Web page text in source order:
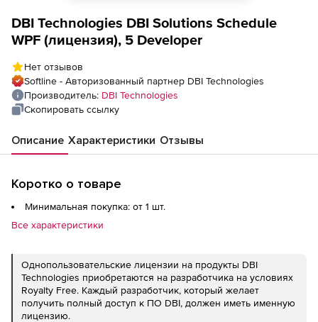
DBI Technologies DBI Solutions Schedule
WPF (лицензия), 5 Developer
Нет отзывов
Softline - Авторизованный партнер DBI Technologies
Производитель: DBI Technologies
Скопировать ссылку
Описание Характеристики Отзывы
Коротко о товаре
Минимальная покупка: от 1 шт.
Все характеристики
Однопользовательские лицензии на продукты DBI
Technologies приобретаются на разработчика на условиях
Royalty Free. Каждый разработчик, который желает
получить полный доступ к ПО DBI, должен иметь именную
лицензию.